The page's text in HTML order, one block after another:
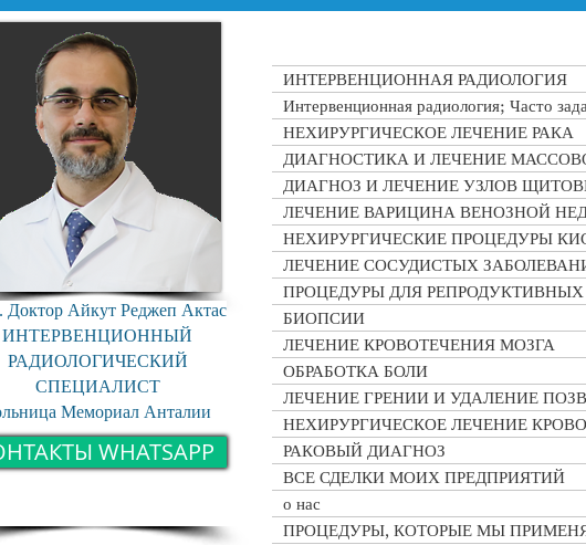
Доктор Айкут Реджеп Актас
ИНТЕРВЕНЦИОННЫЙ
РАДИОЛОГИЧЕСКИЙ
СПЕЦИАЛИСТ
Мемориал Анталии
WHATSAPP
ИНТЕРВЕНЦИОННАЯ РАДИОЛОГИЯ
Интервенционная радиология; Часто
НЕХИРУРГИЧЕСКОЕ ЛЕЧЕНИЕ РАКА
ДИАГНОСТИКА И ЛЕЧЕНИЕ
ДИАГНОЗ И ЛЕЧЕНИЕ УЗЛОВ
ЛЕЧЕНИЕ ВАРИЦИНА ВЕНОЗНОЙ
НЕХИРУРГИЧЕСКИЕ ПРОЦЕДУРЫ
ЛЕЧЕНИЕ СОСУДИСТЫХ
ПРОЦЕДУРЫ ДЛЯ
БИОПСИИ
ЛЕЧЕНИЕ КРОВОТЕЧЕНИЯ МОЗГА
ОБРАБОТКА БОЛИ
ЛЕЧЕНИЕ ГРЕНИИ И УДАЛЕНИЕ
НЕХИРУРГИЧЕСКОЕ ЛЕЧЕНИЕ
РАКОВЫЙ ДИАГНОЗ
ВСЕ СДЕЛКИ МОИХ ПРЕДПРИЯТИЙ
о нас
ПРОЦЕДУРЫ, КОТОРЫЕ МЫ